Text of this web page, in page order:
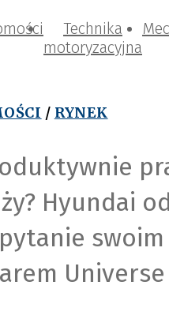
Technika
motoryzacyjna
/ RYNEK
Hyundai
swoim
Universe